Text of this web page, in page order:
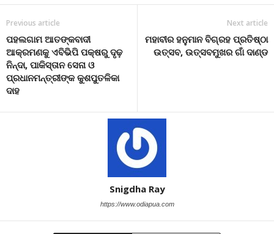
Previous article
ପହଲଗାମ ଆତଙ୍କବାଦୀ
ଆକ୍ରମଣକୁ ଏବିଭିପି ପକ୍ଷରୁ ଦୃଢ଼
ନିନ୍ଦା, ପାକିସ୍ତାନ ସେନା ଓ
ପ୍ରଧାନମନ୍ତ୍ରୀଙ୍କ କୁଶପୁତଳିକା
ଦାହ
Next article
ମହାବୀର ହନୁମାନ ବିଗ୍ରହ ପ୍ରତିଷ୍ଠା
ଉତ୍ସବ, ଉତ୍ସବମୁଖର ଗାଁ ଦାଣ୍ଡ
Snigdha Ray
https://www.odiapua.com